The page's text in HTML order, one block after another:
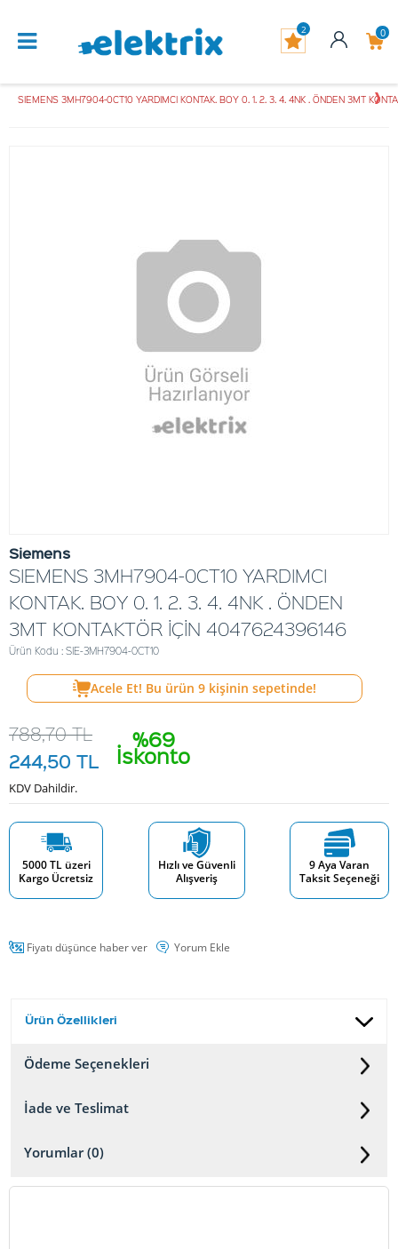
0
2
SIEMENS 3MH7904-0CT10 YARDIMCI KONTAK. BOY 0. 1. 2. 3. 4. 4NK . ÖNDEN 3MT
Siemens
SIEMENS 3MH7904-0CT10 YARDIMCI
KONTAK. BOY 0. 1. 2. 3. 4. 4NK . ÖNDEN
3MT KONTAKTÖR İÇİN 4047624396146
Ürün Kodu : SIE-3MH7904-0CT10
Acele Et! Bu ürün 9 kişinin sepetinde!
%69
İskonto
788,70TL
244,50 TL
KDV Dahildir.
5000 TL üzeri
Kargo Ücretsiz
Hızlı ve Güvenli
Alışveriş
9 Aya Varan
Taksit Seçeneği
Fiyatı düşünce haber ver Yorum Ekle
Ürün Özellikleri
Ödeme Seçenekleri
İade ve Teslimat
Yorumlar (0)